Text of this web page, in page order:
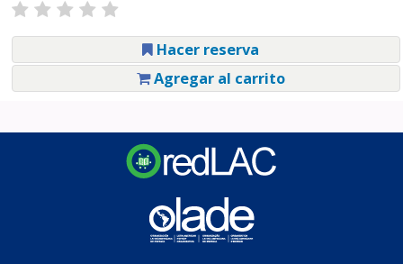
Hacer reserva
Agregar al carrito